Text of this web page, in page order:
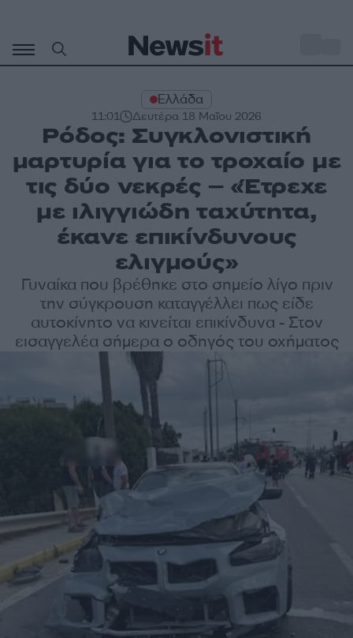
περιεχόμενο
Ελλάδα
11:01 Δευτέρα 18 Μαΐου 2026
Ρόδος: Συγκλονιστική
μαρτυρία για το τροχαίο με
τις δύο νεκρές – «Έτρεχε
με ιλιγγιώδη ταχύτητα,
έκανε επικίνδυνους
ελιγμούς»
Γυναίκα που βρέθηκε στο σημείο λίγο πριν
την σύγκρουση καταγγέλλει πως είδε
αυτοκίνητο να κινείται επικίνδυνα - Στον
εισαγγελέα σήμερα ο οδηγός του οχήματος